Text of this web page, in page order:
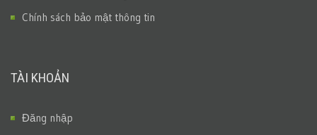
Chính sách bảo mật thông tin
TÀI KHOẢN
Đăng nhập